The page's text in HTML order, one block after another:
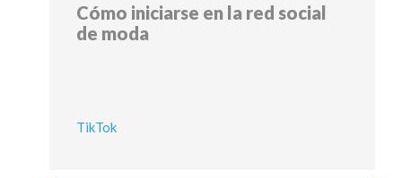
Cómo iniciarse en la red social
de moda
TikTok